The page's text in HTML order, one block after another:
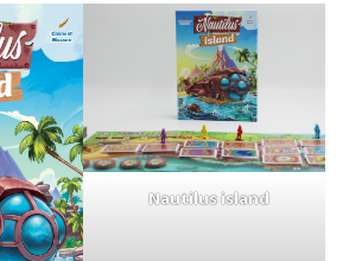
Nautilus island